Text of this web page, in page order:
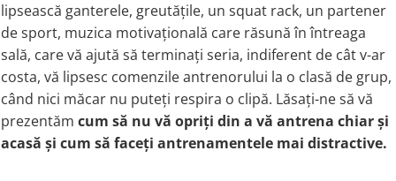
Seleniu
Zinc
PLANTE MEDICINALE
Aloe vera
Nuca Neagra
Pau D’Arco
Saw Palmetto (Palmier Pitic)
Saw Palmetto (Palmier Pitic)
Pygeum
Urzica (Stinging Nettle)
Ulei Seminte Dovleac (Pumpkin)
SANATATEA OCHILOR
Luteina
Zeaxantina
L-Dopa
Lactobacillus
M
MCT Oil
Melatonina
Menta
Merisoare (Cranberry)
lipsească ganterele, greutățile, un squat rack, un partener
de sport, muzica motivațională care răsună în întreaga
sală, care vă ajută să terminați seria, indiferent de cât v-ar
costa, vă lipsesc comenzile antrenorului la o clasă de grup,
când nici măcar nu puteți respira o clipă. Lăsați-ne să vă
prezentăm cum să nu vă opriți din a vă antrena chiar și
acasă și cum să faceți antrenamentele mai distractive.